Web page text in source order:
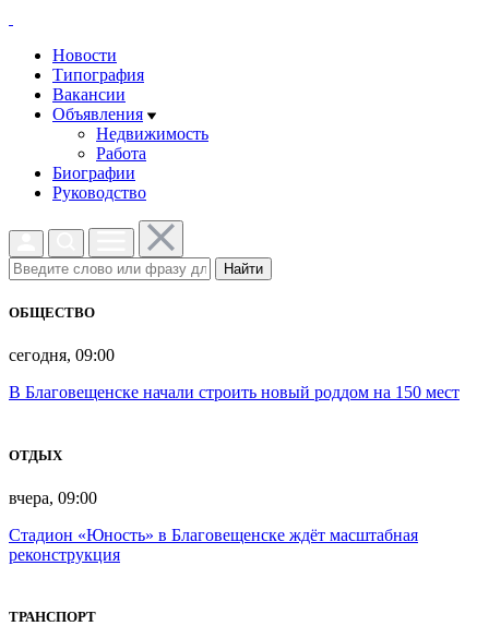
Новости
Типография
Вакансии
Объявления
Недвижимость
Работа
Биографии
Руководство
Найти
ОБЩЕСТВО
сегодня, 09:00
В Благовещенске начали строить новый роддом на 150 мест
ОТДЫХ
вчера, 09:00
Стадион «Юность» в Благовещенске ждёт масштабная
реконструкция
ТРАНСПОРТ